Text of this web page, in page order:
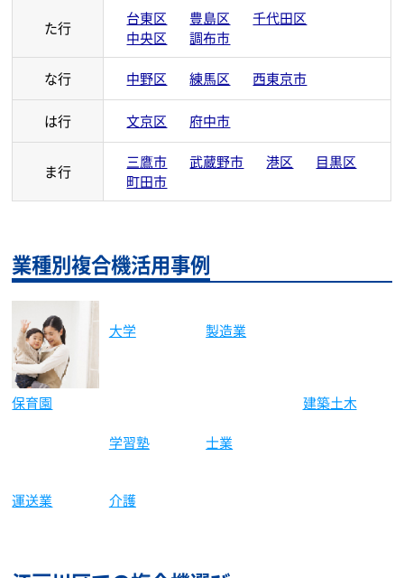
た行
台東区 豊島区
千代田区
中央区
調布市
な行 中野区 練馬区 西東京市
は行 文京区 府中市
ま行
三鷹市 武蔵野市 港区
目黒区
町田市
業種別複合機活用事例
保育園
大学 製造業
建築土木
学習塾 士業
運送業 介護